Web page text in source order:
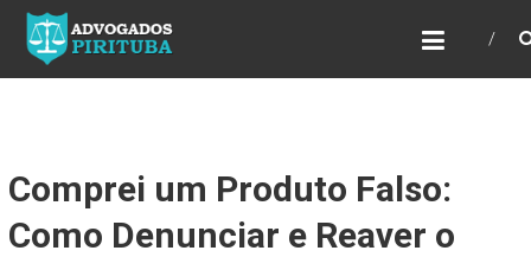
ADVOGADOS PIRITUBA
Precisando de advogado? Entre em contato!
Fazemos toda a assessoria que você
Comprei um Produto Falso:
Como Denunciar e Reaver o